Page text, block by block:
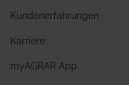
Kundenerfahrungen
Karriere
myAGRAR App